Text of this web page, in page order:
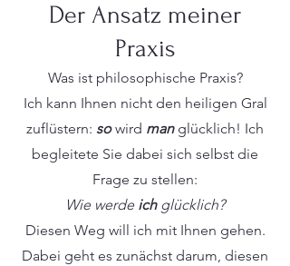
Der Ansatz meiner
Praxis
Was ist philosophische Praxis?
Ich kann Ihnen nicht den heiligen Gral
zuflüstern: sowird manglücklich! Ich
begleitete Sie dabei sich selbst die
Frage zu stellen:
Wie werde ichglücklich?
Diesen Weg will ich mit Ihnen gehen.
Dabei geht es zunächst darum, diesen